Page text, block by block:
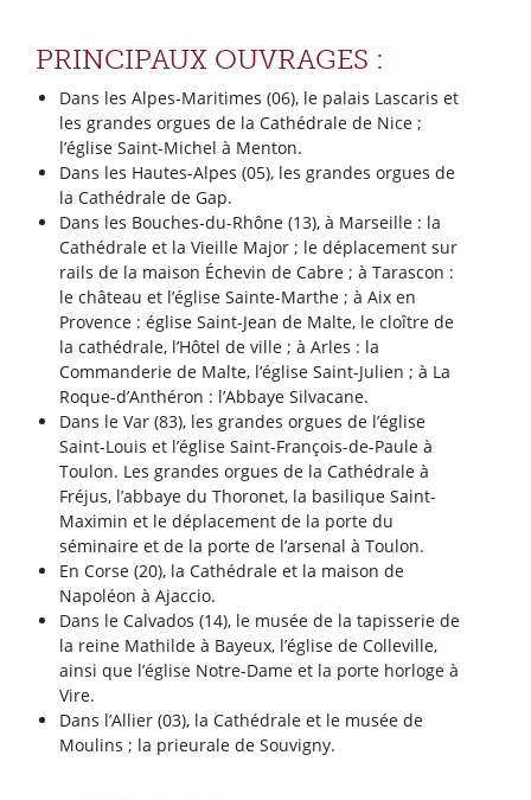
PRINCIPAUX OUVRAGES :
Dans les Alpes-Maritimes (06), le palais Lascaris et
les grandes orgues de la Cathédrale de Nice ;
l’église Saint-Michel à Menton.
Dans les Hautes-Alpes (05), les grandes orgues de
la Cathédrale de Gap.
Dans les Bouches-du-Rhône (13), à Marseille : la
Cathédrale et la Vieille Major ; le déplacement sur
rails de la maison Échevin de Cabre ; à Tarascon :
le château et l’église Sainte-Marthe ; à Aix en
Provence : église Saint-Jean de Malte, le cloître de
la cathédrale, l’Hôtel de ville ; à Arles : la
Commanderie de Malte, l’église Saint-Julien ; à La
Roque-d’Anthéron : l’Abbaye Silvacane.
Dans le Var (83), les grandes orgues de l’église
Saint-Louis et l’église Saint-François-de-Paule à
Toulon. Les grandes orgues de la Cathédrale à
Fréjus, l’abbaye du Thoronet, la basilique Saint-
Maximin et le déplacement de la porte du
séminaire et de la porte de l’arsenal à Toulon.
En Corse (20), la Cathédrale et la maison de
Napoléon à Ajaccio.
Dans le Calvados (14), le musée de la tapisserie de
la reine Mathilde à Bayeux, l’église de Colleville,
ainsi que l’église Notre-Dame et la porte horloge à
Vire.
Dans l’Allier (03), la Cathédrale et le musée de
Moulins ; la prieurale de Souvigny.